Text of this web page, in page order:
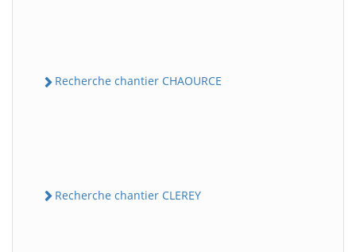
Recherche chantier CHAOURCE
Recherche chantier CLEREY